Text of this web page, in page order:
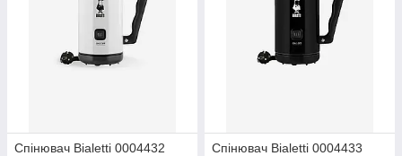
Спінювач Bialetti 0004432
Спінювач Bialetti 0004433